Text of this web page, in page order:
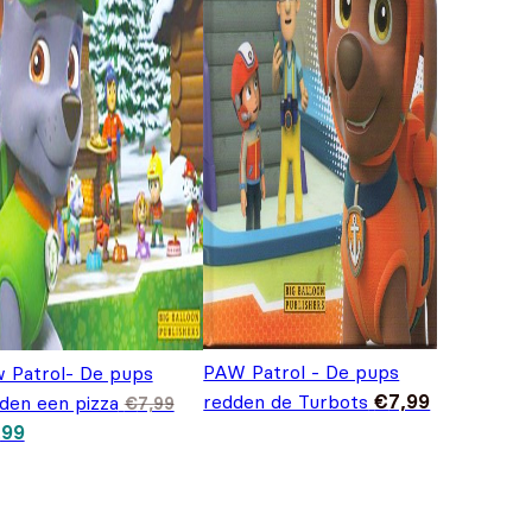
Patrol- De pups
een pizza €7,99
prijs
€7,99.
Huidige prijs is:
€6,99.
PAW Patrol - De pups
redden de Turbots €7,99